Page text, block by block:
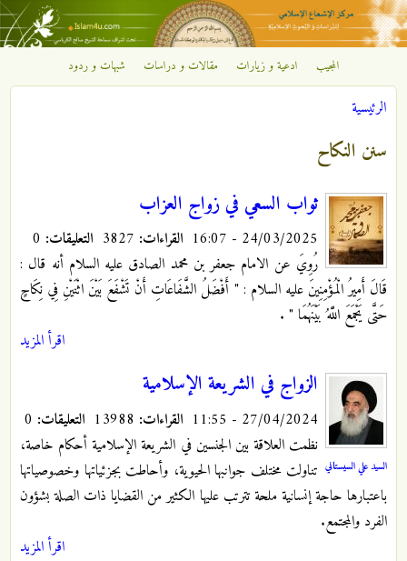
تجاوز إلى المحتوى الرئيسي
مركز
الإشعاع
الإسلامي
المجيب ادعية و زيارات مقالات و دراسات شبهات و ردود
أنت هنا
الرئيسية
سنن النكاح
ثواب السعي في زواج العزاب
24/03/2025 - 16:07 القراءات: التعليقات:
رُوِيَ عن الامام جعفر بن محمد الصادق عليه السلام أنه قال :
قَالَ أَمِيرُ الْمُؤْمِنِينَ عليه السلام : "‏ أَفْضَلُ الشَّفَاعَاتِ أَنْ تَشْفَعَ بَيْنَ اثْنَيْنِ فِي نِكَاحٍ
حَتَّى يَجْمَعَ اللَّهُ بَيْنَهُمَا " .
اقرأ المزيد
السيد علي السيستاني
الزواج في الشريعة الإسلامية
27/04/2024 - 11:55 القراءات: التعليقات:
نظمت العلاقة بين الجنسين في الشريعة الإسلامية أحكام خاصة،
تناولت مختلف جوانبها الحيوية، وأحاطت بجزئياتها وخصوصياتها
باعتبارها حاجة إنسانية ملحة تترتب عليها الكثير من القضايا ذات الصلة بشؤون
الفرد والمجتمع.
اقرأ المزيد